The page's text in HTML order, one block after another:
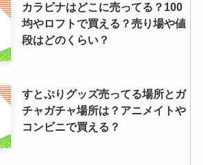
カラビナはどこに売ってる？100
均やロフトで買える？売り場や値
段はどのくらい？
すとぷりグッズ売ってる場所とガ
チャガチャ場所は？アニメイトや
コンビニで買える？